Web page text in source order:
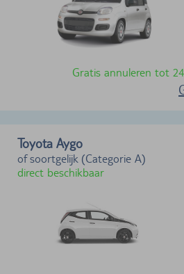
Gratis annuleren tot
Toyota Aygo
of soortgelijk (Categorie A)
direct beschikbaar